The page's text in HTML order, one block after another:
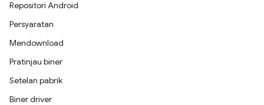
Repositori Android
Persyaratan
Mendownload
Pratinjau biner
Setelan pabrik
Biner driver